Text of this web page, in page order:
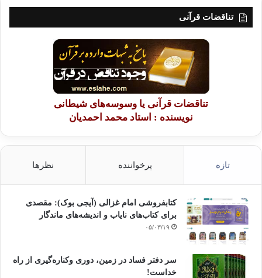
تناقضات قرآنی
تناقضات قرآنی یا وسوسه‌های شیطانی
نویسنده : استاد محمد احمدیان
تازه پرخواننده نظرها
کتابفروشی امام غزالی (آیجی بوک): مقصدی
برای کتاب‌های نایاب و اندیشه‌های ماندگار
۰۵/۰۳/۱۹
سر دفتر فساد در زمین‌، دوری وکناره‌گیری از راه
خداست‌!